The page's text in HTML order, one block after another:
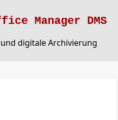
Manager DMS
digitale Archivierung